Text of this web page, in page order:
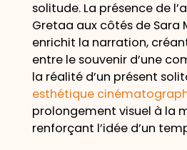
solitude. La présence de
Gretaa aux côtés de Sara
enrichit la narration,
entre le souvenir d’une
la réalité d’un présent
esthétique
prolongement visuel à la
renforçant l’idée d’un